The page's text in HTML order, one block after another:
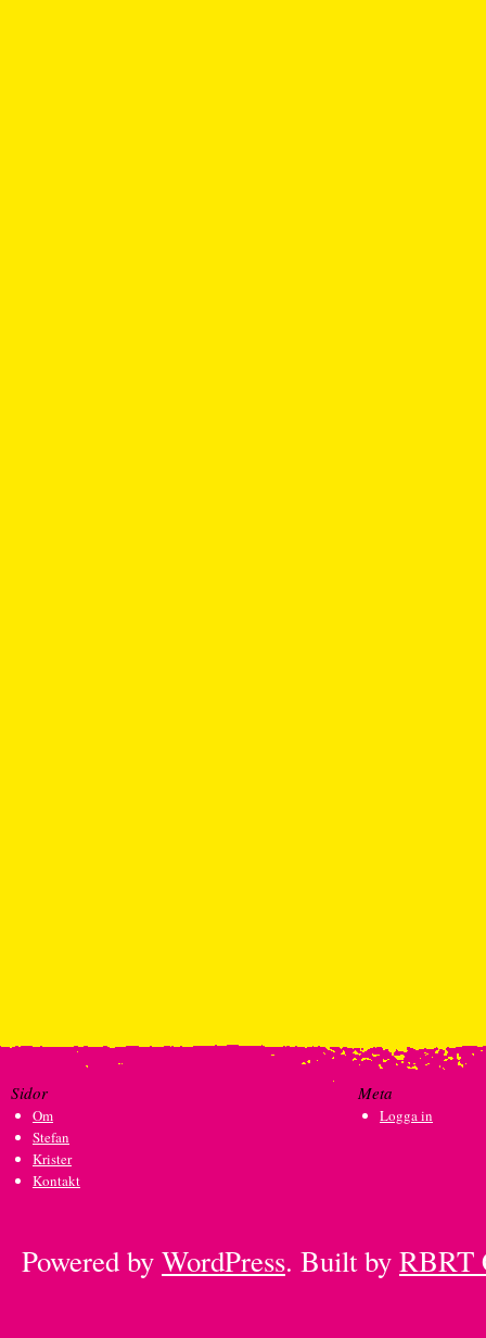
Sidor
Om
Stefan
Krister
Kontakt
Meta
Logga in
Powered byWordPress. Built byRBRT